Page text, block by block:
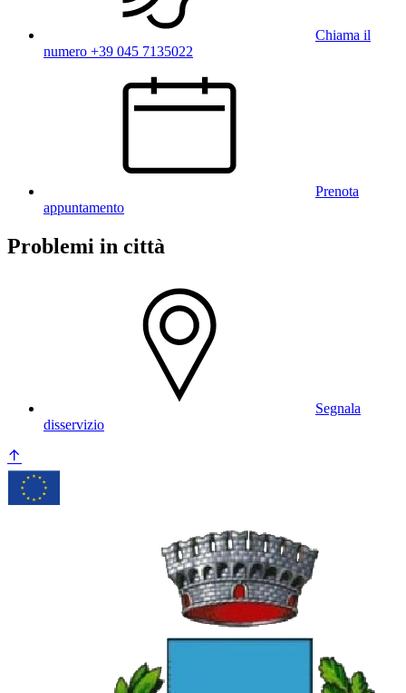
Chiama il
numero +39 045 7135022
Prenota
appuntamento
Problemi in città
Segnala
disservizio